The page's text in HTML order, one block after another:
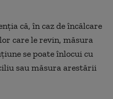
că, în caz de încălcare
care le revin, măsura
se poate înlocui cu
sau măsura arestării